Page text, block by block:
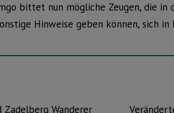
bittet nun mögliche Zeugen, die in
Hinweise geben können, sich in
Zadelberg Wanderer